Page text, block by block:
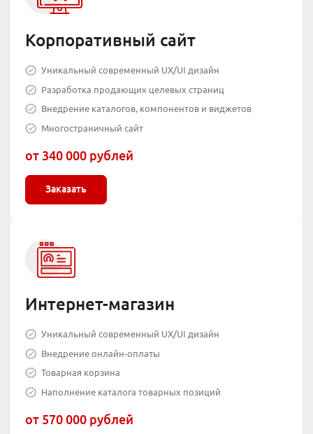
Корпоративный сайт
Уникальный современный UX/UI дизайн
Разработка продающих целевых страниц
Внедрение каталогов, компонентов и виджетов
Многостраничный сайт
от 340 000 рублей
Заказать
Интернет-магазин
Уникальный современный UX/UI дизайн
Внедрение онлайн-оплаты
Товарная корзина
Наполнение каталога товарных позиций
от 570 000 рублей